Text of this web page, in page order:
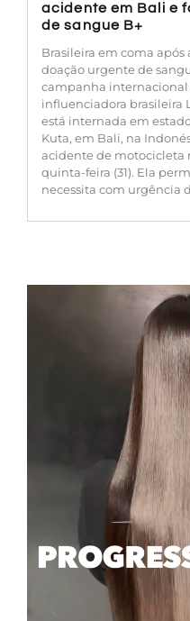
acidente em Bali e
de sangue B+
Brasileira em coma
doação urgente de
campanha internacional
influenciadora brasileira
está internada em
Kuta, em Bali, na
acidente de
quinta-feira (31). Ela
necessita com urgência